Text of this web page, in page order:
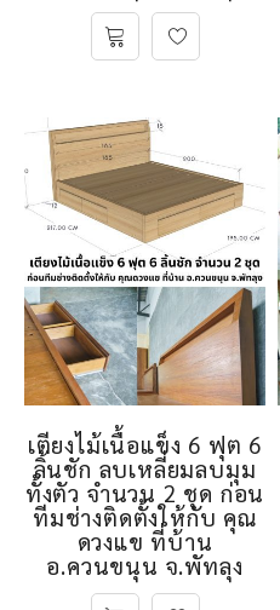
เตียงไม้เนื้อแข็ง 6 ฟุต 6
ลิ้นชัก ลบเหลี่ยมลบมุม
ทั้งตัว จำนวน 2 ชุด ก่อน
ทีมช่างติดตั้งให้กับ คุณ
ดวงแข ที่บ้าน
อ.ควนขนุน จ.พัทลุง